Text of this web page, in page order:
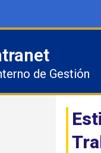
de Gestión